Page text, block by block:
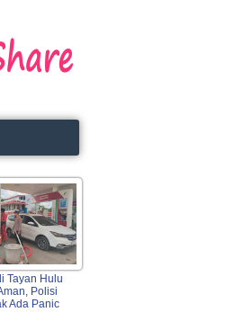
Tayan Hulu
Polisi
Ada Panic